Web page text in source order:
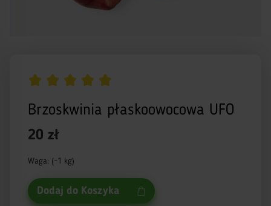
Brzoskwinia płaskoowocowa UFO
20 zł
Waga: (~1 kg)
Dodaj do Koszyka